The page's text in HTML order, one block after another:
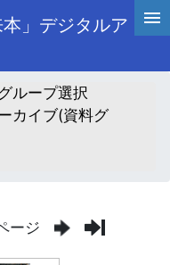
」デジタルア
ループ選択
カイブ(資料グ
ージ